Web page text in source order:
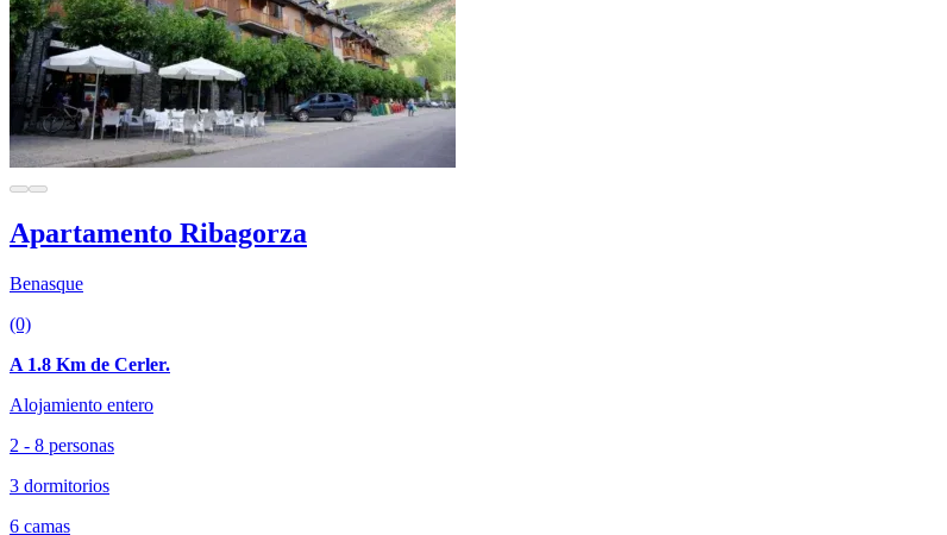
Apartamento Ribagorza
Benasque
(0)
A 1.8 Km de Cerler.
Alojamiento entero
2 - 8 personas
3 dormitorios
6 camas